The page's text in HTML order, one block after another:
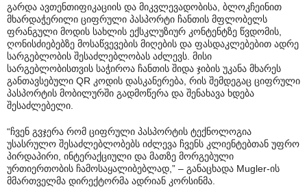
გარდა ავთენთიფიკაციის და მიკვლევადობისა, ბლოკჩეინით
მხარდაჭერილი ციფრული პასპორტი ჩანთის მფლობელს
ფრანგული მოდის სახლის ექსკლუზიურ კონტენტზე წვდომის,
ღონისძიებებზე მოსაწვევების მიღების და ფასდაკლებებით ადრე
სარგებლობის შესაძლებლობას აძლევს. მისი
სარგებლობისთვის საჭიროა ჩანთის შიდა ჯიბის უკანა მხარეს
განთავსებული QR კოდის დასკანერება, რის შემდეგაც ციფრული
პასპორტის მობილურში გადმოწერა და შენახავა ხდება
შესაძლებელი.
“ჩვენ გვჯერა რომ ციფრული პასპორტის ტექნოლოგია
უსასრულო შესაძლებლობებს იძლევა ჩვენს კლიენტებთან უფრო
პირდაპირი, ინტერაქციული და მათზე მორგებული
ურთიერთობის ჩამოსაყალიბებლად,” – განაცხადა Mugler-ის
მმართველმა დირექტორმა ადრიან კორსინმა.